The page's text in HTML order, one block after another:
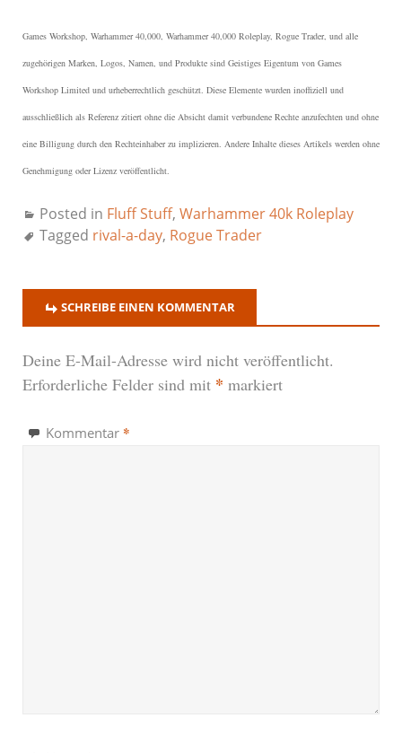
Games Workshop, Warhammer 40,000, Warhammer 40,000 Roleplay, Rogue Trader, und alle
zugehörigen Marken, Logos, Namen, und Produkte sind Geistiges Eigentum von Games
Workshop Limited und urheberrechtlich geschützt. Diese Elemente wurden inoffiziell und
ausschließlich als Referenz zitiert ohne die Absicht damit verbundene Rechte anzufechten und ohne
eine Billigung durch den Rechteinhaber zu implizieren. Andere Inhalte dieses Artikels werden ohne
Genehmigung oder Lizenz veröffentlicht.
Posted in Fluff Stuff, Warhammer 40k Roleplay
Tagged rival-a-day, Rogue Trader
SCHREIBE EINEN KOMMENTAR
Deine E-Mail-Adresse wird nicht veröffentlicht.
Erforderliche Felder sind mit * markiert
Kommentar *